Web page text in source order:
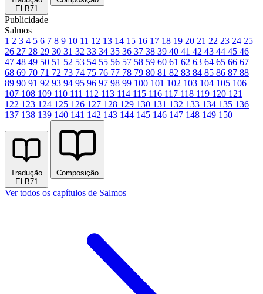
ELB71
Publicidade
Salmos
1 2 3 4 5 6 7 8 9 10 11 12 13 14 15 16 17 18 19 20 21 22 23 24 25
26 27 28 29 30 31 32 33 34 35 36 37 38 39 40 41 42 43 44 45 46
47 48 49 50 51 52 53 54 55 56 57 58 59 60 61 62 63 64 65 66 67
68 69 70 71 72 73 74 75 76 77 78 79 80 81 82 83 84 85 86 87 88
89 90 91 92 93 94 95 96 97 98 99 100 101 102 103 104 105 106
107 108 109 110 111 112 113 114 115 116 117 118 119 120 121
122 123 124 125 126 127 128 129 130 131 132 133 134 135 136
137 138 139 140 141 142 143 144 145 146 147 148 149 150
Tradução
ELB71
Composição
Ver todos os capítulos de Salmos